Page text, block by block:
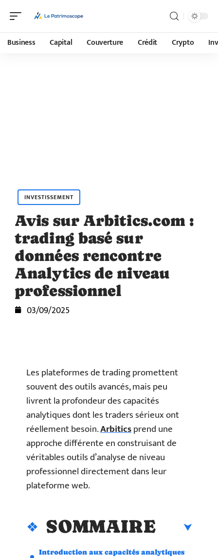
Business Capital Couverture Crédit Crypto
INVESTISSEMENT
Avis sur Arbitics.com :
trading basé sur
données rencontre
Analytics de niveau
professionnel
03/09/2025
Les plateformes de trading promettent
souvent des outils avancés, mais peu
livrent la profondeur des capacités
analytiques dont les traders sérieux ont
réellement besoin.Arbiticsprend une
approche différente en construisant de
véritables outils d’analyse de niveau
professionnel directement dans leur
plateforme web.
SOMMAIRE
Introduction aux capacités analytiques